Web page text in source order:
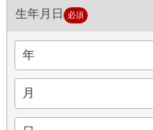
生年月日 必須